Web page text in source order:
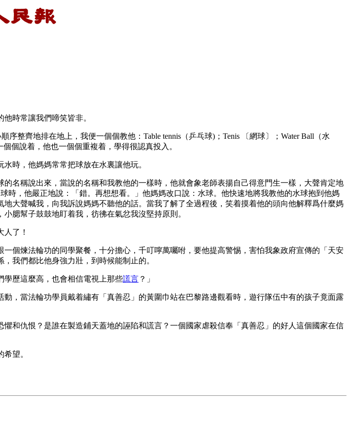
時常讓我們啼笑皆非。
整齊地排在地上，我便一個個教他：Table tennis（乒乓球)；Tenis 〔網球〕；Water Ball（水
個說着，他也一個個重複着，學得很認真投入。
時，他媽媽常常把球放在水裏讓他玩。
名稱說出來，當說的名稱和我教他的一樣時，他就會象老師表揚自己得意門生一樣，大聲肯定地
時，他嚴正地說：「錯。再想想看。」他媽媽改口說：水球。他快速地將我教他的水球抱到他媽
大聲喊我，向我訴說媽媽不聽他的話。當我了解了全過程後，笑着摸着他的頭向他解釋爲什麼媽
腮幫子鼓鼓地盯着我，彷彿在氣忿我沒堅持原則。
了！
個煉法輪功的同學聚餐，十分擔心，千叮嚀萬囑咐，要他提高警惕，害怕我象政府宣傳的「天安
我們都比他身強力壯，到時候能制止的。
學歷這麼高，也會相信電視上那些謊言 ？」
，當法輪功學員戴着繡有「真善忍」的黃圍巾站在巴黎路邊觀看時，遊行隊伍中有的孩子竟面露
和仇恨？是誰在製造鋪天蓋地的誣陷和謊言？一個國家虐殺信奉「真善忍」的好人這個國家在信
望。